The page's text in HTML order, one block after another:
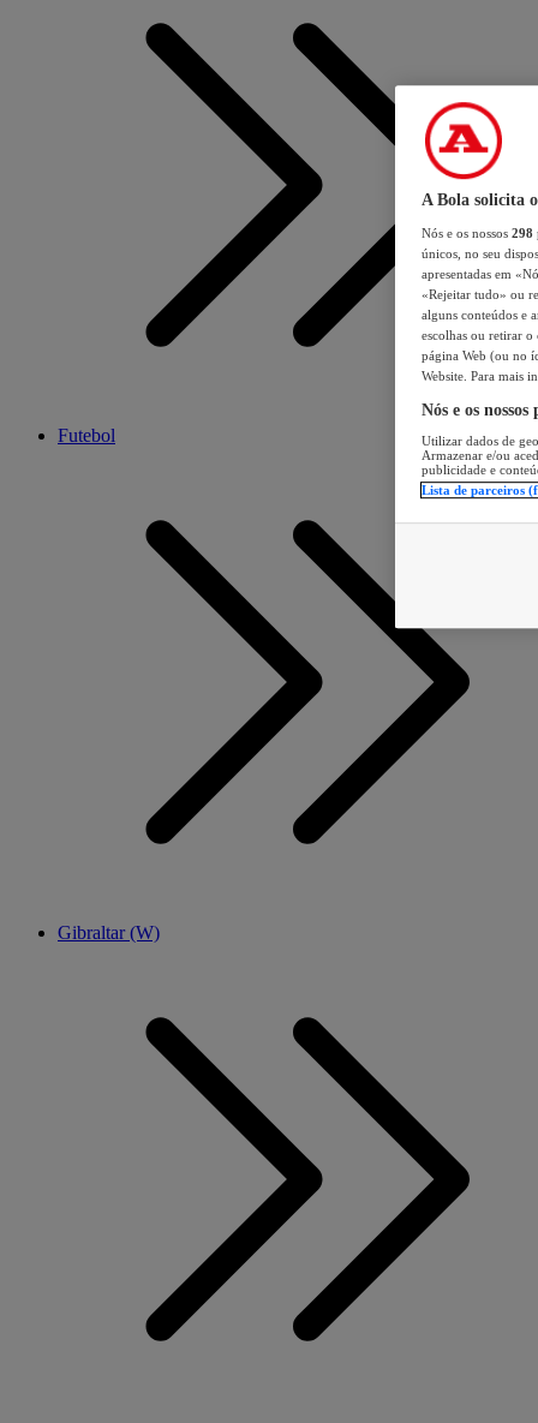
Futebol
Gibraltar (W)
A Bola solicita
Nós e os nossos 298
únicos, no seu
apresentadas em
«Rejeitar tudo» ou
alguns conteúdos e
escolhas ou retirar
página Web (ou no
Website. Para mais
Nós e os
Utilizar dados de
Armazenar e/ou
publicidade e
Lista de parceiros